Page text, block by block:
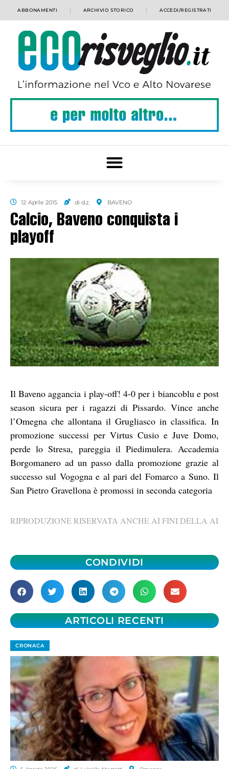
ABBONAMENTI ARCHIVIO STORICO ACCEDI/REGISTRATI
12 Aprile 2015 di d.z. BAVENO
Calcio, Baveno conquista i
playoff
Il Baveno aggancia i play-off! 4-0 per i biancoblu e post
season sicura per i ragazzi di Pissardo. Vince anche
l’Omegna che allontana il Grugliasco in classifica. In
promozione successi per Virtus Cusio e Juve Domo,
perde lo Stresa, pareggia il Piedimulera. Accademia
Borgomanero ad un passo dalla promozione grazie al
successo sul Vogogna e al pari del Fomarco a Suno. Il
San Pietro Gravellona è promossi in seconda categoria
RIPRODUZIONE RISERVATA ANCHE AI FINI DELLA AI
CONDIVIDI
ARTICOLI RECENTI
CRONACA